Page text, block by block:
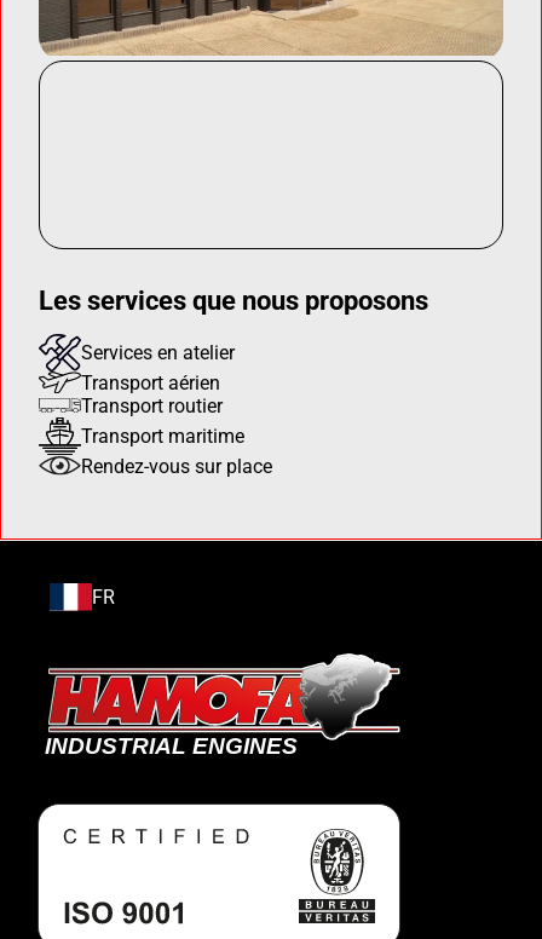
Les services que nous proposons
Services en atelier
Transport aérien
Transport routier
Transport maritime
Rendez-vous sur place
FR